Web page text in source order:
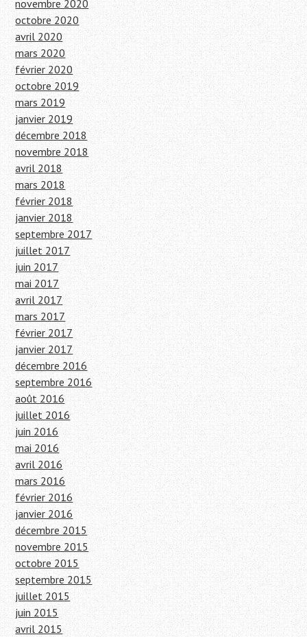
novembre 2020
octobre 2020
avril 2020
mars 2020
février 2020
octobre 2019
mars 2019
janvier 2019
décembre 2018
novembre 2018
avril 2018
mars 2018
février 2018
janvier 2018
septembre 2017
juillet 2017
juin 2017
mai 2017
avril 2017
mars 2017
février 2017
janvier 2017
décembre 2016
septembre 2016
août 2016
juillet 2016
juin 2016
mai 2016
avril 2016
mars 2016
février 2016
janvier 2016
décembre 2015
novembre 2015
octobre 2015
septembre 2015
juillet 2015
juin 2015
avril 2015